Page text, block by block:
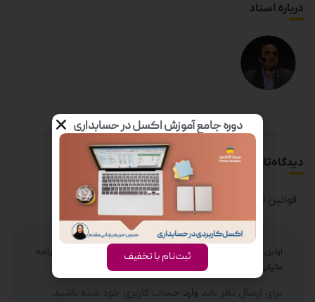
درباره استاد
دیدگاه‌تان را بنویسید
قوانین ثبت دیدگاه
اولین نفری باشید که نظر می دهید “دوره آنلاین آموزش 0 تا 100 اظهارنامه
مالیاتی اشخاص حقوقی”
برای ارسال نظر باید وارد حساب کاربری خود شده باشید.
دوره جامع آموزش اکسل در حسابداری
ثبت‌نام با تخفیف